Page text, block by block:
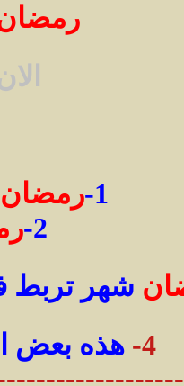
1- رمضان
2-
شهر تربط
4- هذه بعض